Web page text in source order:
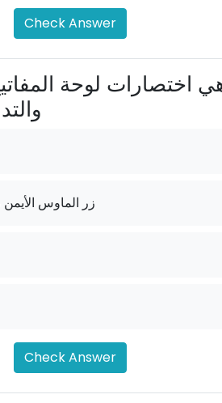
Check Answer
G ، Shift+Alt ، زر الماوس الأيمن
Check Answer